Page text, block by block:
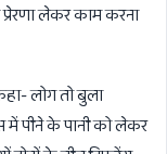
लेकर काम करना
लोग तो बुला
में पीने के पानी को लेकर